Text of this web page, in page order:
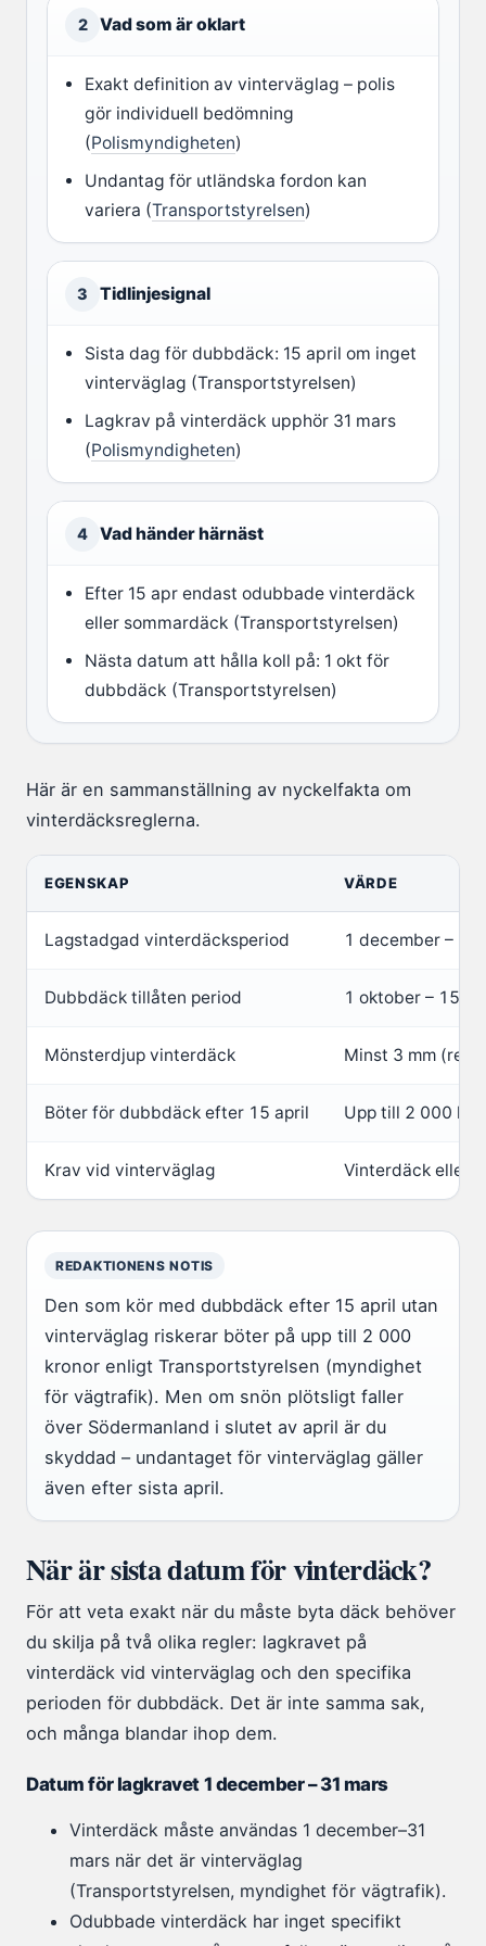
2 Vad som är oklart
Exakt definition av vinterväglag – polis
gör individuell bedömning
(Polismyndigheten)
Undantag för utländska fordon kan
variera (Transportstyrelsen)
3 Tidlinjesignal
Sista dag för dubbdäck: 15 april om inget
vinterväglag (Transportstyrelsen)
Lagkrav på vinterdäck upphör 31 mars
(Polismyndigheten)
4 Vad händer härnäst
Efter 15 apr endast odubbade vinterdäck
eller sommardäck (Transportstyrelsen)
Nästa datum att hålla koll på: 1 okt för
dubbdäck (Transportstyrelsen)
Här är en sammanställning av nyckelfakta om
vinterdäcksreglerna.
EGENSKAP VÄRDE
Lagstadgad vinterdäcksperiod 1 december – 31
Dubbdäck tillåten period 1 oktober – 15
Mönsterdjup vinterdäck Minst 3 mm
Böter för dubbdäck efter 15 april Upp till 2 000 kr
Krav vid vinterväglag Vinterdäck eller
REDAKTIONENS NOTIS
Den som kör med dubbdäck efter 15 april utan
vinterväglag riskerar böter på upp till 2 000
kronor enligt Transportstyrelsen (myndighet
för vägtrafik). Men om snön plötsligt faller
över Södermanland i slutet av april är du
skyddad – undantaget för vinterväglag gäller
även efter sista april.
När är sista datum för vinterdäck?
För att veta exakt när du måste byta däck behöver
du skilja på två olika regler: lagkravet på
vinterdäck vid vinterväglag och den specifika
perioden för dubbdäck. Det är inte samma sak,
och många blandar ihop dem.
Datum för lagkravet 1 december – 31 mars
Vinterdäck måste användas 1 december–31
mars när det är vinterväglag
(Transportstyrelsen, myndighet för vägtrafik).
Odubbade vinterdäck har inget specifikt